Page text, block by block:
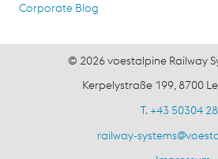
Corporate Blog
© 2026 voestalpine Railway
Kerpelystraße 199, 8700
T. +43 50304
railway-systems@